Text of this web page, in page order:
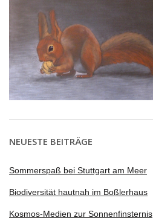
NEUESTE BEITRÄGE
Sommerspaß bei Stuttgart am Meer
Biodiversität hautnah im Boßlerhaus
Kosmos-Medien zur Sonnenfinsternis